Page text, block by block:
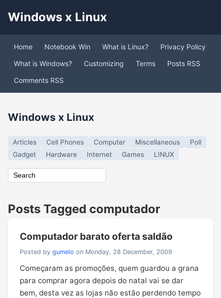
Windows x Linux
Home Notebook Win What is Linux?
Privacy Policy
What is Windows?
Customizing Terms
Posts RSS
Comments RSS
Windows x Linux
Articles Cell Phones Computer Miscellaneous
Poll
Gadget
Hardware Internet Games LINUX
Posts Tagged computador
Computador barato oferta saldão
Posted by gumelo on Monday, 28 December, 2009
Começaram as promoções, quem guardou a grana
para comprar agora depois do natal vai se dar
bem, desta vez as lojas não estão perdendo tempo